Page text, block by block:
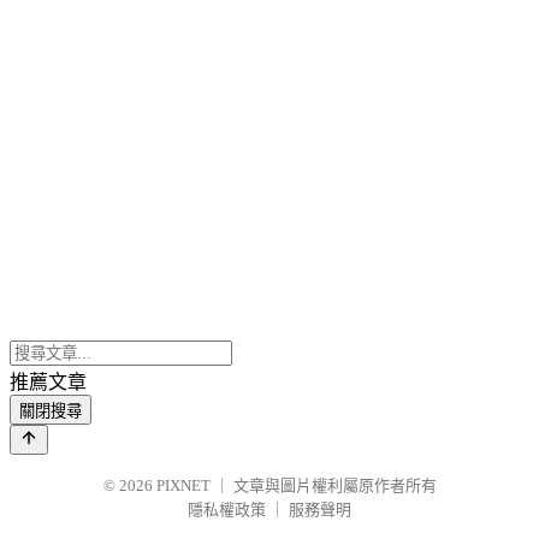
推薦文章
關閉搜尋
© 2026 PIXNET
文章與圖片權利屬原作者所有
隱私權政策
服務聲明